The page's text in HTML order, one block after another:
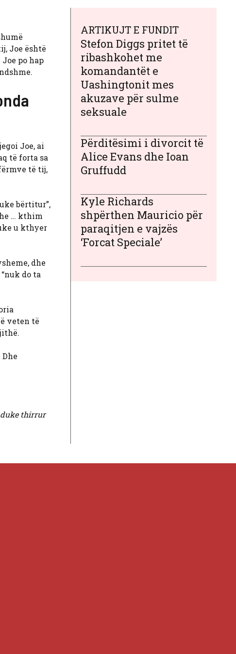
Joe është
po hap
Joe, ai
të forta sa
të tij,
bërtitur”,
… kthim
u kthyer
dhe
do ta
veten të
duke thirrur
ARTIKUJT E FUNDIT
Stefon Diggs pritet të
ribashkohet me
komandantët e
Uashingtonit mes
akuzave për sulme
seksuale
Përditësimi i divorcit të
Alice Evans dhe Ioan
Gruffudd
Kyle Richards
shpërthen Mauricio për
paraqitjen e vajzës
‘Forcat Speciale’